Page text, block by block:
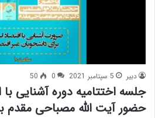
دبیر 5 سپتامبر 2021 0
50
جلسه اختتامیه دوره آشنایی با
حضور آیت الله مصباحی مقدم